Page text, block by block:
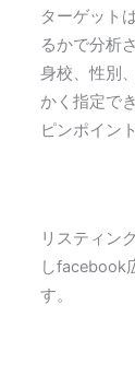
ターゲット
るかで分析
身校、性別
かく指定で
ピンポイン
リスティン
しfacebook
す。